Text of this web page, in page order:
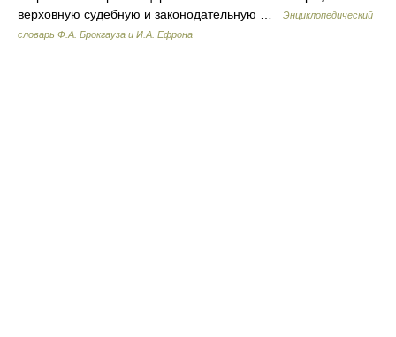
верховную судебную и законодательную …
Энциклопедический
словарь Ф.А. Брокгауза и И.А. Ефрона